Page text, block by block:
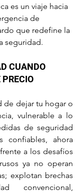
es un viaje hacia
de
que redefine la
seguridad.
CUANDO
de dejar tu hogar o
vulnerable a lo
de seguridad
confiables, ahora
a los desafíos
ya no operan
explotan brechas
convencional,